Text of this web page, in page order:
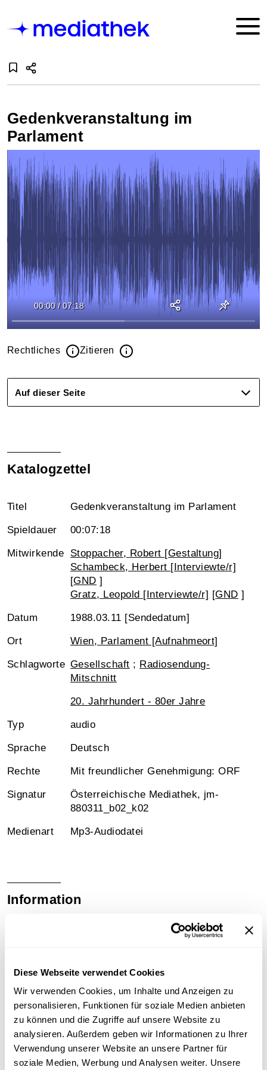
Diese Webseite verwendet Cookies
Wir verwenden Cookies, um Inhalte und Anzeigen zu
personalisieren, Funktionen für soziale Medien anbieten
zu können und die Zugriffe auf unsere Website zu
analysieren. Außerdem geben wir Informationen zu Ihrer
Verwendung unserer Website an unsere Partner für
soziale Medien, Werbung und Analysen weiter. Unsere
Gedenkveranstaltung im
Parlament
00:00 / 07:18
Rechtliches Zitieren
Auf dieser Seite
Katalogzettel
Titel Gedenkveranstaltung im Parlament
Spieldauer 00:07:18
Mitwirkende
Stoppacher, Robert [Gestaltung]
Schambeck, Herbert [Interviewte/r]
[GND ]
Gratz, Leopold [Interviewte/r] [GND ]
Datum 1988.03.11 [Sendedatum]
Ort Wien, Parlament [Aufnahmeort]
Schlagworte Gesellschaft ; Radiosendung-
Mitschnitt
20. Jahrhundert - 80er Jahre
Typ audio
Sprache Deutsch
Rechte Mit freundlicher Genehmigung: ORF
Signatur
Österreichische Mediathek, jm-
880311_b02_k02
Medienart Mp3-Audiodatei
Information
Gedenken im Parlament der zweite Höhepunkt der
sprechen der Bundesratsvorsitzender Herbert
Schambeck und der Nationalratspräsident Leopold
Gratz. Bericht über die Veranstaltung im Ö1-
Mittagsjournal.